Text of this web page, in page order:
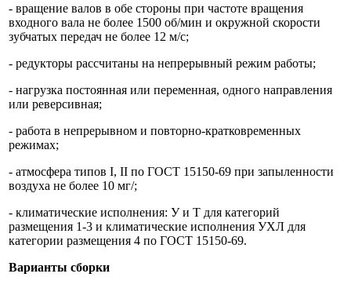
- вращение валов в обе стороны при частоте вращения
входного вала не более 1500 об/мин и окружной скорости
зубчатых передач не более 12 м/с;
- редукторы рассчитаны на непрерывный режим работы;
- нагрузка постоянная или переменная, одного направления
или реверсивная;
- работа в непрерывном и повторно-кратковременных
режимах;
- атмосфера типов I, II по ГОСТ 15150-69 при запыленности
воздуха не более 10 мг/;
- климатические исполнения: У и Т для категорий
размещения 1-3 и климатические исполнения УХЛ для
категории размещения 4 по ГОСТ 15150-69.
Варианты сборки